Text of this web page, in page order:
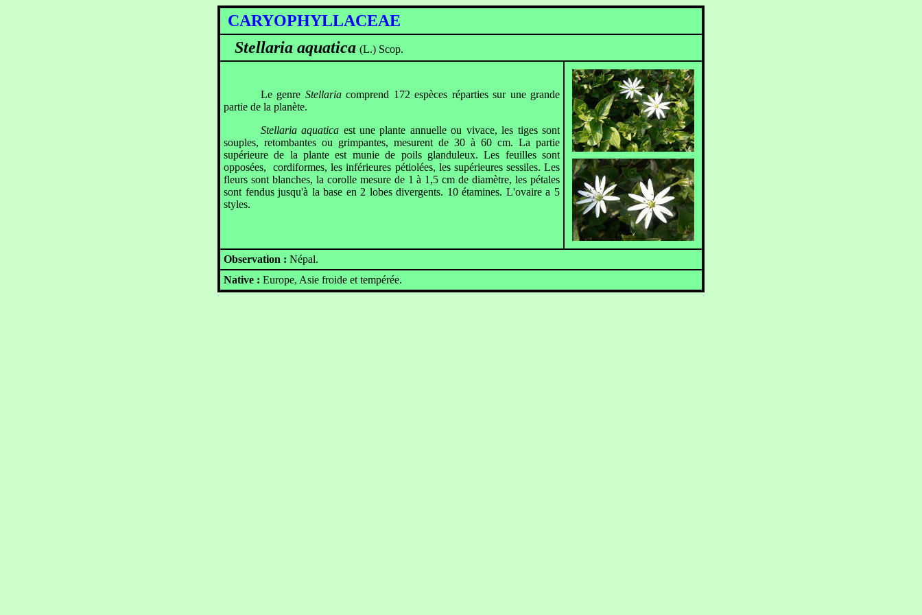
CARYOPHYLLACEAE
Stellaria aquatica (L.) Scop.
Le genre Stellariacomprend 172 espèces réparties sur une grande
partie de la planète.
Stellaria aquatica est une plante annuelle ou vivace, les tiges sont
souples, retombantes ou grimpantes, mesurent de 30 à 60 cm. La partie
supérieure de la plante est munie de poils glanduleux. Les feuilles sont
opposées, cordiformes, les inférieures pétiolées, les supérieures sessiles. Les
fleurs sont blanches, la corolle mesure de 1 à 1,5 cm de diamètre, les pétales
sont fendus jusqu'à la base en 2 lobes divergents. 10 étamines. L'ovaire a 5
styles.
Observation : Népal.
Native : Europe, Asie froide et tempérée.